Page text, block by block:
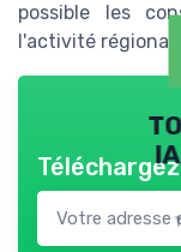
possible les
l'activité